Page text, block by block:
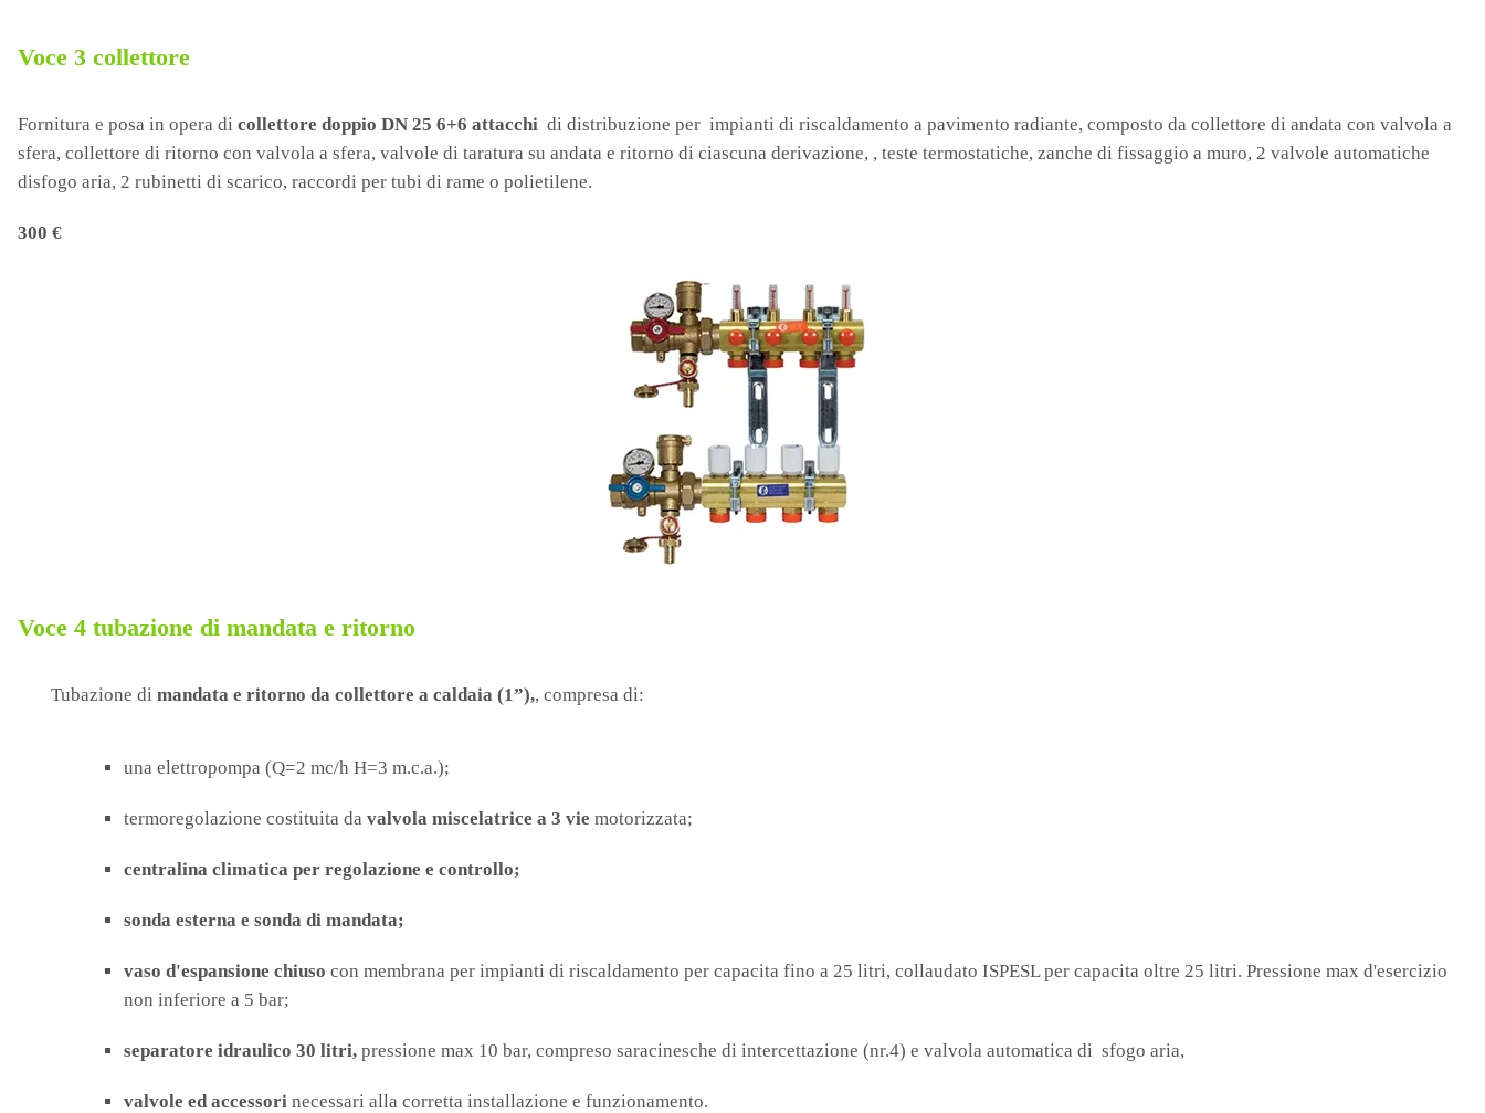
Voce 3 collettore
Fornitura e posa in opera di collettore doppio DN 25 6+6 attacchi di distribuzione per impianti di riscaldamento a pavimento radiante, composto da collettore di andata con valvola a
sfera, collettore di ritorno con valvola a sfera, valvole di taratura su andata e ritorno di ciascuna derivazione, , teste termostatiche, zanche di fissaggio a muro, 2 valvole automatiche
disfogo aria, 2 rubinetti di scarico, raccordi per tubi di rame o polietilene.
300 €
Voce 4 tubazione di mandata e ritorno
Tubazione di mandata e ritorno da collettore a caldaia (1”),, compresa di:
una elettropompa (Q=2 mc/h H=3 m.c.a.);
termoregolazione costituita da valvola miscelatrice a 3 vie motorizzata;
centralina climatica per regolazione e controllo;
sonda esterna e sonda di mandata;
vaso d'espansione chiuso con membrana per impianti di riscaldamento per capacita fino a 25 litri, collaudato ISPESL per capacita oltre 25 litri. Pressione max d'esercizio
non inferiore a 5 bar;
separatore idraulico 30 litri, pressione max 10 bar, compreso saracinesche di intercettazione (nr.4) e valvola automatica di sfogo aria,
valvole ed accessori necessari alla corretta installazione e funzionamento.